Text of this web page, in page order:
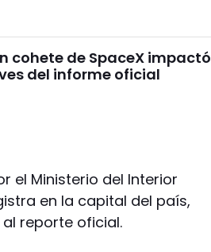
cohete de SpaceX impactó
del informe oficial
el Ministerio del Interior
en la capital del país,
reporte oficial.